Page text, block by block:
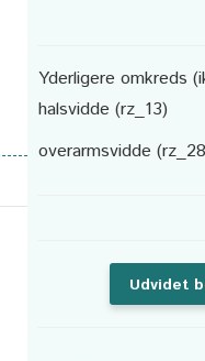
Yderligere omkreds
halsvidde (rz_13)
overarmsvidde
Udvidet